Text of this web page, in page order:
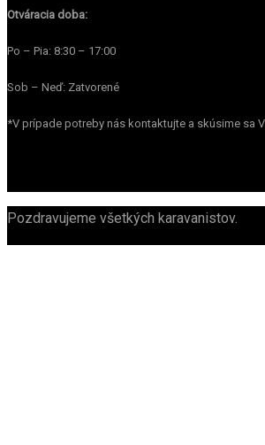
Otváracia doba:
Po – Pia: 8:30 – 17:00
Sob – Neď: Zatvorené
*V prípade potreby nás kontaktujte a skúsime sa
Pozdravujeme všetkých karavanistov.